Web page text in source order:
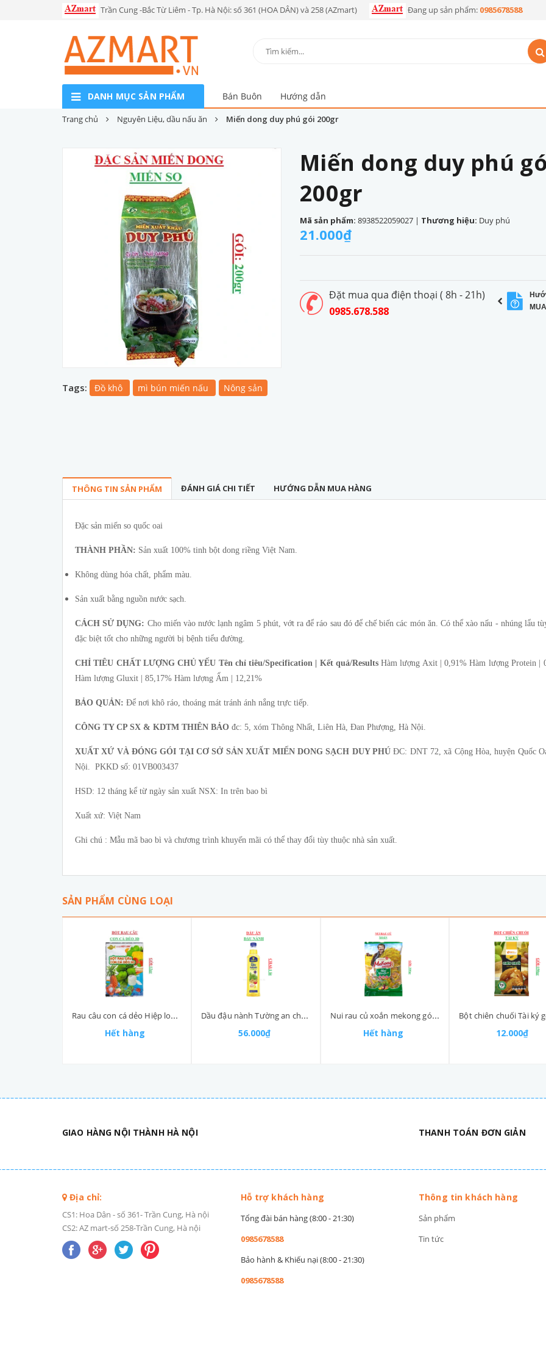
Trần Cung -Bắc Từ Liêm - Tp. Hà Nội: số 361 (HOA DÂN) và 258 (AZmart) Đang up sản phẩm: 0985678588
DANH MỤC SẢN PHẨM Bán Buôn Hướng dẫn
Trang chủ Nguyên Liệu, dầu nấu ăn Miến dong duy phú gói 200gr
Tags: Đồ khô mì bún miến nấu Nông sản
Miến dong duy phú
200gr
Mã sản phẩm: 8938522059027 | Thương hiệu: Duy phú
21.000₫
Đặt mua qua điện thoại ( 8h - 21h)
0985.678.588
THÔNG TIN SẢN PHẨM ĐÁNH GIÁ CHI TIẾT HƯỚNG DẪN MUA HÀNG
Đặc sản miến so quốc oai
THÀNH PHẦN: Sản xuất 100% tinh bột dong riềng Việt Nam.
Không dùng hóa chất, phẩm màu.
Sản xuất bằng nguồn nước sạch.
CÁCH SỬ DỤNG: Cho miến vào nước lạnh ngâm 5 phút, vớt ra để ráo sau đó để chế biến các món ăn. Có thể xào nấu - nhúng lẩu
đặc biệt tốt cho những người bị bệnh tiểu đường.
CHỈ TIÊU CHẤT LƯỢNG CHỦ YẾU Tên chỉ tiêu/Specification | Kết quả/ResultsHàm lượng Axit | 0,91% Hàm lượng Protein |
Hàm lượng Gluxit | 85,17% Hàm lượng Ẩm | 12,21%
BẢO QUẢN: Để nơi khô ráo, thoáng mát tránh ánh nắng trực tiếp.
CÔNG TY CP SX & KDTM THIÊN BẢO đc: 5, xóm Thông Nhất, Liên Hà, Đan Phượng, Hà Nội.
XUẤT XỨ VÀ ĐÓNG GÓI TẠI CƠ SỞ SẢN XUẤT MIẾN DONG SẠCH DUY PHÚĐC: DNT 72, xã Cộng Hòa, huyện Quốc
Nội. PKKD số: 01VB003437
HSD: 12 tháng kể từ ngày sản xuất NSX: In trên bao bì
Xuất xứ: Việt Nam
Ghi chú : Mẫu mã bao bì và chương trình khuyến mãi có thể thay đổi tùy thuộc nhà sản xuất.
SẢN PHẨM CÙNG LOẠI
Rau câu con cá dẻo Hiệp long gói 12gr
Hết hàng
Dầu đậu nành Tường an chai 1 lít
56.000₫
Nui rau củ xoắn mekong gói 300gr
Hết hàng 12.000₫
GIAO HÀNG NỘI THÀNH HÀ NỘI THANH TOÁN ĐƠN GIẢN
Địa chỉ:
CS1: Hoa Dân - số 361- Trần Cung, Hà nội
CS2: AZ mart-số 258-Trần Cung, Hà nội
Hỗ trợ khách hàng
Tổng đài bán hàng (8:00 - 21:30)
0985678588
Bảo hành & Khiếu nại (8:00 - 21:30)
0985678588
Thông tin khách hàng
Sản phẩm
Tin tức